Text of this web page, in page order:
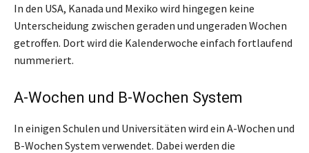
In den USA, Kanada und Mexiko wird hingegen keine
Unterscheidung zwischen geraden und ungeraden Wochen
getroffen. Dort wird die Kalenderwoche einfach fortlaufend
nummeriert.
A-Wochen und B-Wochen System
In einigen Schulen und Universitäten wird ein A-Wochen und
B-Wochen System verwendet. Dabei werden die